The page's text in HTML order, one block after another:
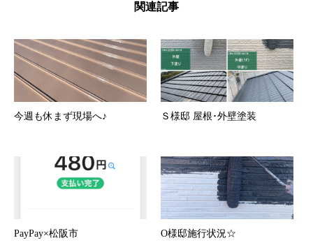
関連記事
今週も休まず現場へ♪ Ｓ様邸 屋根･外壁塗装
PayPay×松阪市 O様邸施行状況☆